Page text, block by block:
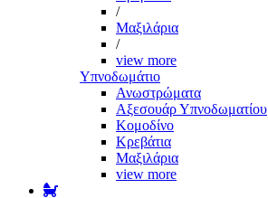
/
Μαξιλάρια
/
view more
Υπνοδωμάτιο
Ανωστρώματα
Αξεσουάρ Υπνοδωματίου
Κομοδίνο
Κρεβάτια
Μαξιλάρια
view more